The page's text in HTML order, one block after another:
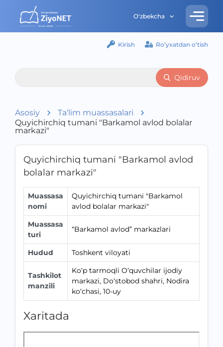
O‘zbekcha
Kirish Ro‘yxatdan o‘tish
Qidiruv
Asosiy
Ta‘lim muassasalari
Quyichirchiq tumani "Barkamol avlod bolalar
markazi"
Quyichirchiq tumani "Barkamol avlod
bolalar markazi"
Muassasa
nomi
Quyichirchiq tumani "Barkamol
avlod bolalar markazi"
Muassasa
turi
“Barkamol avlod” markazlari
Hudud Toshkent viloyati
Tashkilot
manzili
Ko‘p tarmoqli O‘quvchilar ijodiy
markazi, Do‘stobod shahri, Nodira
ko‘chasi, 10-uy
Xaritada